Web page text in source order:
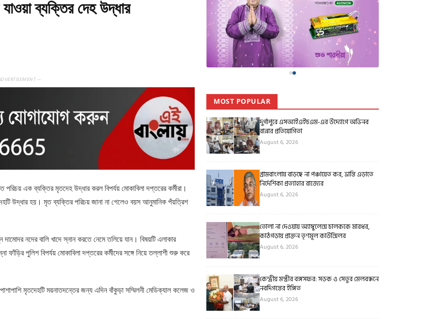
ব্যক্তির দেহ উদ্ধার
—
এক ব্যক্তির মৃতদেহ উদ্ধার করল বিপর্যয় মোকাবিলা দপ্তরের কর্মীরা।
উদ্ধার হয়। মৃত ব্যক্তির পরিচয় জানা না গেলেও বয়স আনুমানিক পঁয়ত্রিশ
নদের বালি খাদে স্নান করতে নেমে তলিয়ে যান। বিষয়টি এলাকার
পুলিশ বিপর্যয় মোকাবিলা দপ্তরের কর্মীদের সঙ্গে নিয়ে তল্লাশী শুরু করে
মৃতদেহটি ময়নাতদন্তের জন্য এদিন বাঁকুড়া সম্মিলনী মেডিক্যাল কলেজ ও
MOST POPULAR
দুর্গাপুরে এসআইএইচএম-এর উদ্যোগে অভিনব
রান্নার প্রতিযোগিতা
August 6, 2026
গ্রামবাংলায় বাড়ছে না পঞ্চায়েত কর, ভ্রান্তি এড়াতে
নির্দেশিকা প্রত্যাহার রাজ্যের
August 6, 2026
তোলা না দেওয়ায় অ্যাম্বুলেন্স চালককে মারধর,
কাঠগড়ায় প্রাক্তন তৃণমূল কাউন্সিলর
August 6, 2026
কেন্দ্রীয় মন্ত্রীর বঙ্গসফর: সড়ক ও সেতুর মেলবন্ধনে
নবদিগন্তের ইঙ্গিত
August 6, 2026